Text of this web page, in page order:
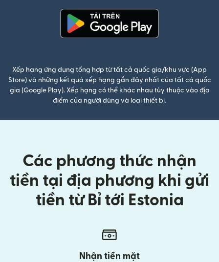
Xếp hạng ứng dụng tổng hợp từ tất cả quốc gia/khu vực (App
Store) và những kết quả xếp hạng gần đây nhất của tất cả quốc
gia (Google Play). Xếp hạng có thể khác nhau tùy thuộc vào địa
điểm của người dùng và loại thiết bị.
Các phương thức nhận
tiền tại địa phương khi gửi
tiền từ Bỉ tới Estonia
Nhận tiền mặt